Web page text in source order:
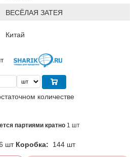
ВЕСЁЛАЯ ЗАТЕЯ
Китай
количестве
партиями кратно 1 шт
шт Коробка: 144 шт